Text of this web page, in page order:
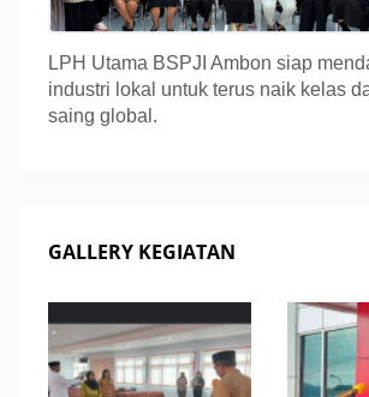
LPH Utama BSPJI Ambon siap
industri lokal untuk terus naik kelas
saing global.
GALLERY KEGIATAN